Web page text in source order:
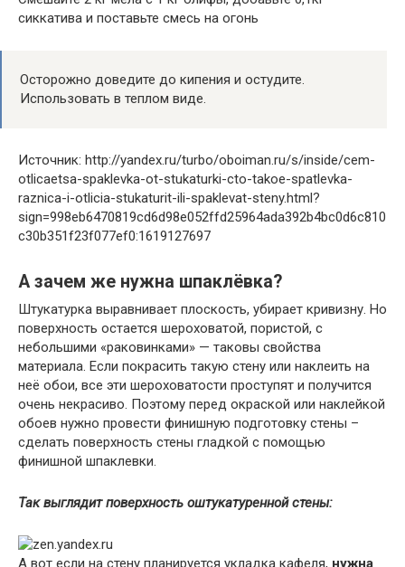
сиккатива и поставьте смесь на огонь
Осторожно доведите до кипения и остудите.
Использовать в теплом виде.
Источник: http://yandex.ru/turbo/oboiman.ru/s/inside/cem-
otlicaetsa-spaklevka-ot-stukaturki-cto-takoe-spatlevka-
raznica-i-otlicia-stukaturit-ili-spaklevat-steny.html?
sign=998eb6470819cd6d98e052ffd25964ada392b4bc0d6c810
c30b351f23f077ef0:1619127697
А зачем же нужна шпаклёвка?
Штукатурка выравнивает плоскость, убирает кривизну. Но
поверхность остается шероховатой, пористой, с
небольшими «раковинками» — таковы свойства
материала. Если покрасить такую стену или наклеить на
неё обои, все эти шероховатости проступят и получится
очень некрасиво. Поэтому перед окраской или наклейкой
обоев нужно провести финишную подготовку стены –
сделать поверхность стены гладкой с помощью
финишной шпаклевки.
Так выглядит поверхность оштукатуренной стены:
А вот если на стену планируется укладка кафеля, нужна